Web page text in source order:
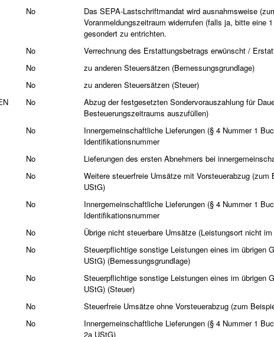
No
Das SEPA-Lastschriftmandat wird ausnahmsweise
Voranmeldungszeitraum widerrufen (falls ja, bitte eine
gesondert zu entrichten.
No
Verrechnung des Erstattungsbetrags erwünscht /
No
zu anderen Steuersätzen (Bemessungsgrundlage)
No
zu anderen Steuersätzen (Steuer)
No
Abzug der festgesetzten Sondervorauszahlung für
Besteuerungszeitraums auszufüllen)
No
Innergemeinschaftliche Lieferungen (§ 4 Nummer 1
Identifikationsnummer
No
Lieferungen des ersten Abnehmers bei
No
Weitere steuerfreie Umsätze mit Vorsteuerabzug
UStG)
No
Innergemeinschaftliche Lieferungen (§ 4 Nummer 1
Identifikationsnummer
No
Übrige nicht steuerbare Umsätze (Leistungsort nicht
No
Steuerpflichtige sonstige Leistungen eines im übrigen
UStG) (Bemessungsgrundlage)
No
Steuerpflichtige sonstige Leistungen eines im übrigen
UStG) (Steuer)
No
Steuerfreie Umsätze ohne Vorsteuerabzug (zum
No
Innergemeinschaftliche Lieferungen (§ 4 Nummer 1
2a UStG)